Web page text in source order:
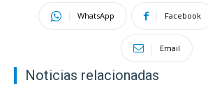
WhatsApp Facebook
Email
Noticias relacionadas